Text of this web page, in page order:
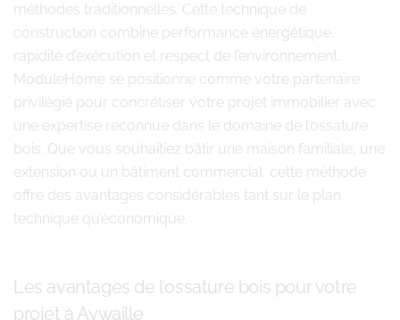
méthodes traditionnelles. Cette technique de
construction combine performance énergétique,
rapidité d’exécution et respect de l’environnement.
ModuleHome se positionne comme votre partenaire
privilégié pour concrétiser votre projet immobilier avec
une expertise reconnue dans le domaine de l’ossature
bois. Que vous souhaitiez bâtir une maison familiale, une
extension ou un bâtiment commercial, cette méthode
offre des avantages considérables tant sur le plan
technique qu’économique.
Les avantages de l’ossature bois pour votre
projet à Aywaille